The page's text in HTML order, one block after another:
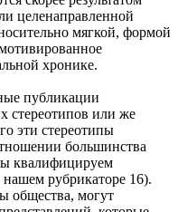
целенаправленной
мягкой, формой
хронике.
публикации
стереотипов или же
эти стереотипы
большинства
квалифицируем
рубрикаторе 16).
общества, могут